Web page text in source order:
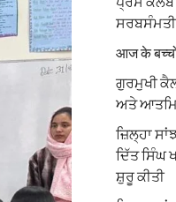
आज के बच्चों
ਗੁਰਮੁਖੀ
ਅਤੇ
ਜ਼ਿਲ੍ਹਾ
ਦਿੱਤ ਸਿੰਘ
ਸ਼ੁਰੂ ਕੀਤੀ